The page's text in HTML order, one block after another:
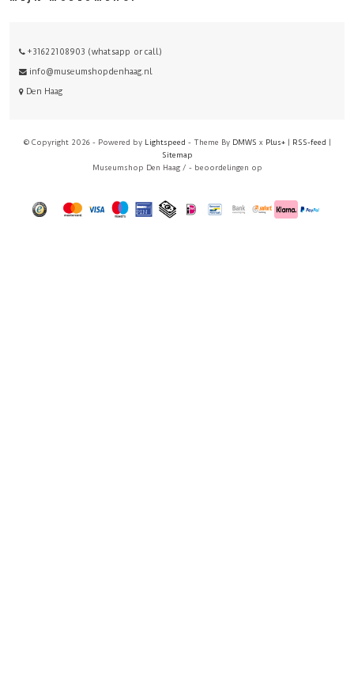
+31622108903 (whatsapp or call)
info@museumshopdenhaag.nl
Den Haag
© Copyright 2026 - Powered by Lightspeed - Theme By DMWS x Plus+| RSS-feed |
Sitemap
Museumshop Den Haag / - beoordelingen op